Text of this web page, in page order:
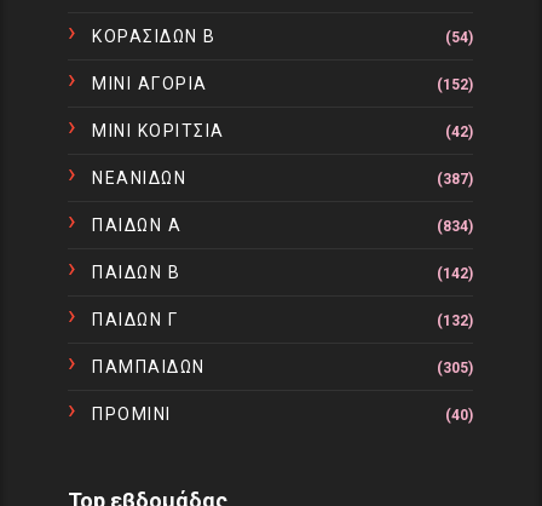
ΚΟΡΑΣΙΔΩΝ Β (54)
ΜΙΝΙ ΑΓΟΡΙΑ (152)
ΜΙΝΙ ΚΟΡΙΤΣΙΑ (42)
ΝΕΑΝΙΔΩΝ (387)
ΠΑΙΔΩΝ Α (834)
ΠΑΙΔΩΝ Β (142)
ΠΑΙΔΩΝ Γ (132)
ΠΑΜΠΑΙΔΩΝ (305)
ΠΡΟΜΙΝΙ (40)
Top εβδομάδας